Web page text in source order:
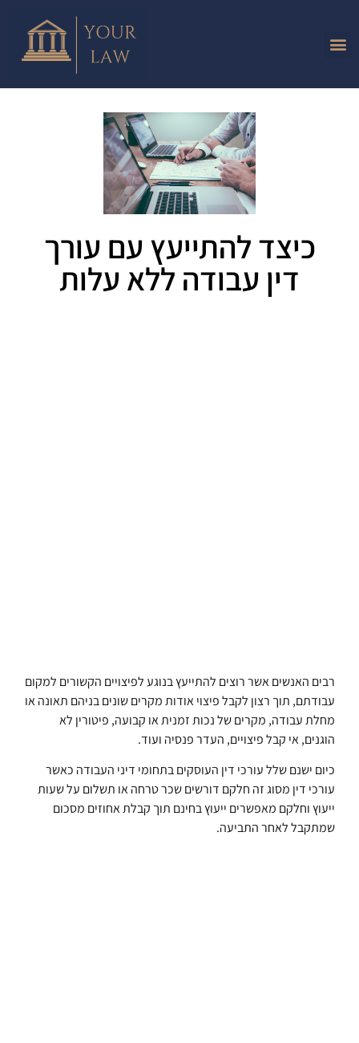
כיצד להתייעץ עם עורך
דין עבודה ללא עלות
רבים האנשים אשר רוצים להתייעץ בנוגע לפיצויים הקשורים למקום
עבודתם, תוך רצון לקבל פיצוי אודות מקרים שונים בניהם תאונה או
מחלת עבודה, מקרים של נכות זמנית או קבועה, פיטורין לא
הוגנים, אי קבל פיצויים, העדר פנסיה ועוד.
כיום ישנם שלל עורכי דין העוסקים בתחומי דיני העבודה כאשר
עורכי דין מסוג זה חלקם דורשים שכר טרחה או תשלום על שעות
ייעוץ וחלקם מאפשרים ייעוץ בחינם תוך קבלת אחוזים מסכום
שמתקבל לאחר התביעה.